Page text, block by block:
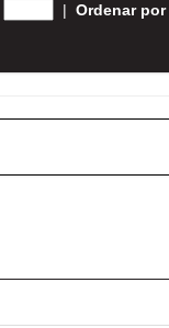
| Ordenar por